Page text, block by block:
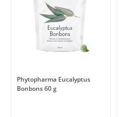
Phytopharma Eucalyptus
Bonbons 60 g